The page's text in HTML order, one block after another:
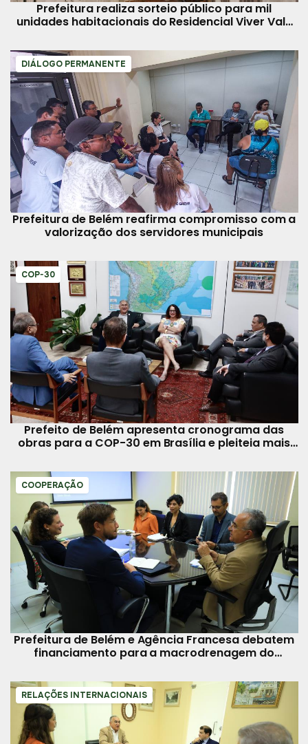
Prefeitura realiza sorteio público para mil
unidades habitacionais do Residencial Viver Val-
DIÁLOGO PERMANENTE
Prefeitura de Belém reafirma compromisso com a
valorização dos servidores municipais
COP-30
Prefeito de Belém apresenta cronograma das
obras para a COP-30 em Brasília e pleiteia mais
COOPERAÇÃO
Prefeitura de Belém e Agência Francesa debatem
financiamento para a macrodrenagem do
RELAÇÕES INTERNACIONAIS